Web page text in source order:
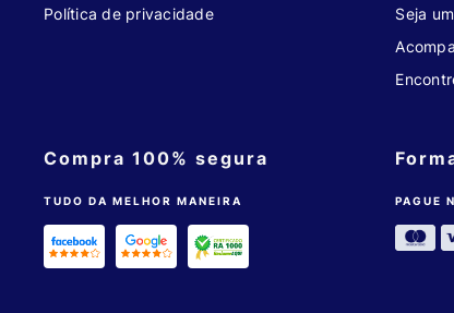
Política de privacidade
Compra 100% segura
TUDO DA MELHOR MANEIRA
Seja
PAGUE